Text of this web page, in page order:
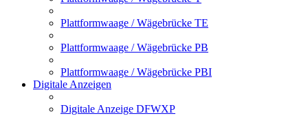
Plattformwaage / Wägebrücke TE
Plattformwaage / Wägebrücke PB
Plattformwaage / Wägebrücke PBI
Digitale Anzeigen
Digitale Anzeige DFWXP